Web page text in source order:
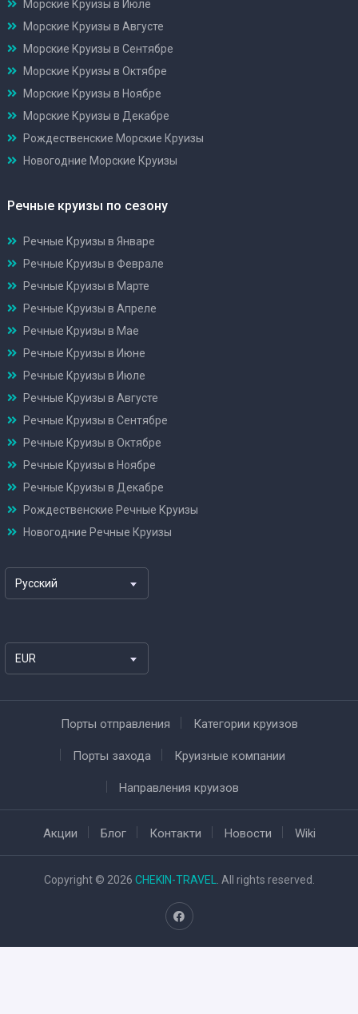
Морские Круизы в Июле
Морские Круизы в Августе
Морские Круизы в Сентябре
Морские Круизы в Октябре
Морские Круизы в Ноябре
Морские Круизы в Декабре
Рождественские Морские Круизы
Новогодние Морские Круизы
Речные круизы по сезону
Речные Круизы в Январе
Речные Круизы в Феврале
Речные Круизы в Марте
Речные Круизы в Апреле
Речные Круизы в Мае
Речные Круизы в Июне
Речные Круизы в Июле
Речные Круизы в Августе
Речные Круизы в Сентябре
Речные Круизы в Октябре
Речные Круизы в Ноябре
Речные Круизы в Декабре
Рождественские Речные Круизы
Новогодние Речные Круизы
Русский
EUR
Порты отправления Категории круизов
Порты захода Круизные компании
Направления круизов
Акции Блог Контакти Новости Wiki
Copyright © 2026 CHEKIN-TRAVEL . All rights reserved.